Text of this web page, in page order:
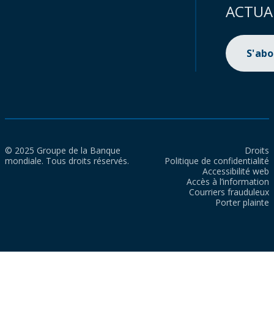
© 2025 Groupe de la Banque
mondiale. Tous droits réservés.
Droits
Politique de confidentialité
Accessibilité web
Accès à l’information
Courriers frauduleux
Porter plainte